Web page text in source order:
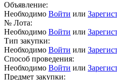
Объявление:
Необходимо Войти или
№ Лота:
Необходимо Войти или
Тип закупки:
Необходимо Войти или
Способ проведения:
Необходимо Войти или
Предмет закупки: